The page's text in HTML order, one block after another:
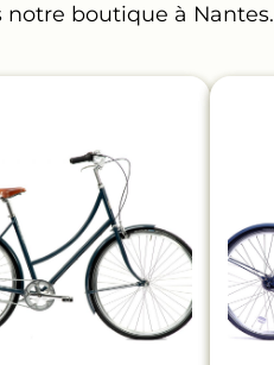
notre boutique à Nantes.